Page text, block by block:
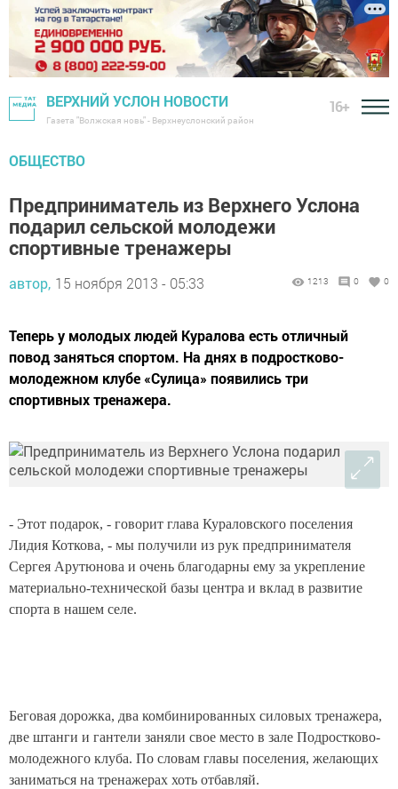
ВЕРХНИЙ УСЛОН НОВОСТИ
Газета "Волжская новь" - Верхнеуслонский район
16+
ОБЩЕСТВО
Предприниматель из Верхнего Услона
подарил сельской молодежи
спортивные тренажеры
автор, 15 ноября 2013 - 05:33 1213 0 0
Теперь у молодых людей Куралова есть отличный
повод заняться спортом. На днях в подростково-
молодежном клубе «Сулица» появились три
спортивных тренажера.
- Этот подарок, - говорит глава Кураловского поселения
Лидия Коткова, - мы получили из рук предпринимателя
Сергея Арутюнова и очень благодарны ему за укрепление
материально-технической базы центра и вклад в развитие
спорта в нашем селе.
Беговая дорожка, два комбинированных силовых тренажера,
две штанги и гантели заняли свое место в зале Подростково-
молодежного клуба. По словам главы поселения, желающих
заниматься на тренажерах хоть отбавляй.